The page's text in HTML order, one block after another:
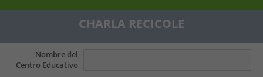
CHARLA RECICOLE
Nombre del
Centro Educativo